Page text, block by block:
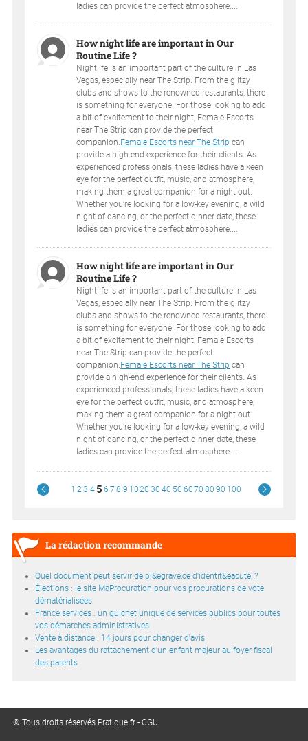
ladies can provide the perfect atmosphere....
How night life are important in Our
Routine Life ?
Nightlife is an important part of the culture in Las
Vegas, especially near The Strip. From the glitzy
clubs and shows to the renowned restaurants, there
is something for everyone. For those looking to add
a bit of excitement to their night, Female Escorts
near The Strip can provide the perfect
companion.Female Escorts near The Strip can
provide a high-end experience for their clients. As
experienced professionals, these ladies have a keen
eye for the perfect outfit, music, and atmosphere,
making them a great companion for a night out.
Whether you’re looking for a low-key evening, a wild
night of dancing, or the perfect dinner date, these
ladies can provide the perfect atmosphere....
How night life are important in Our
Routine Life ?
Nightlife is an important part of the culture in Las
Vegas, especially near The Strip. From the glitzy
clubs and shows to the renowned restaurants, there
is something for everyone. For those looking to add
a bit of excitement to their night, Female Escorts
near The Strip can provide the perfect
companion.Female Escorts near The Strip can
provide a high-end experience for their clients. As
experienced professionals, these ladies have a keen
eye for the perfect outfit, music, and atmosphere,
making them a great companion for a night out.
Whether you’re looking for a low-key evening, a wild
night of dancing, or the perfect dinner date, these
ladies can provide the perfect atmosphere....
1 2 3 45 6 7 8 9 1020 30 40 50 6070 80 90 100
La rédaction recommande
Quel document peut servir de pi&egrave;ce d'identit&eacute; ?
Élections : le site MaProcuration pour vos procurations de vote
dématérialisées
France services : un guichet unique de services publics pour toutes
vos démarches administratives
Vente à distance : 14 jours pour changer d'avis
Les avantages du rattachement d'un enfant majeur au foyer fiscal
des parents
© Tous droits réservés Pratique.fr -CGU